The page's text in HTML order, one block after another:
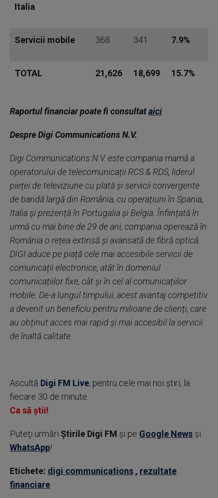
Italia
Servicii mobile 368 341 7.9%
TOTAL 21,626 18,699 15.7%
Raportul financiar poate fi consultataici
Despre Digi Communications N.V.
Digi Communications N.V. este compania mamă a
operatorului de telecomunicații RCS & RDS, liderul
pieței de televiziune cu plată și servicii convergente
de bandă largă din România, cu operațiuni în Spania,
Italia și prezență în Portugalia și Belgia. Înființată în
urmă cu mai bine de 29 de ani, compania operează în
România o rețea extinsă și avansată de fibră optică.
DIGI aduce pe piață cele mai accesibile servicii de
comunicații electronice, atât în domeniul
comunicațiilor fixe, cât și în cel al comunicațiilor
mobile. De-a lungul timpului, acest avantaj competitiv
a devenit un beneficiu pentru milioane de clienți, care
au obținut acces mai rapid și mai accesibil la servicii
de înaltă calitate.
Ascultă Digi FM Live, pentru cele mai noi știri, la
fiecare 30 de minute.
Ca să știi!
Puteţi urmări Știrile Digi FM şi pe Google News şi
WhatsApp!
Etichete: digi communications , rezultate
financiare